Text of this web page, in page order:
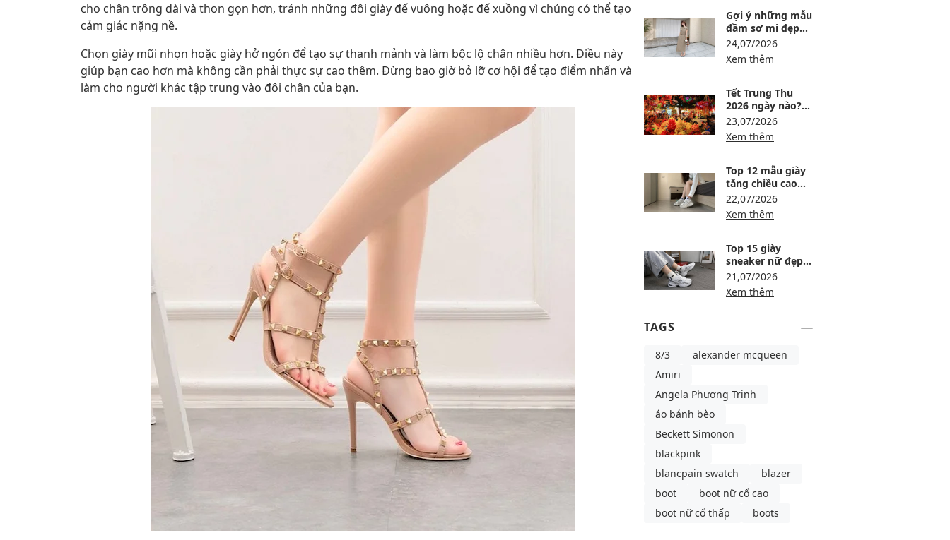
cho chân trông dài và thon gọn hơn, tránh những đôi giày đế vuông hoặc đế xuồng vì chúng có thể tạo
cảm giác nặng nề.
Chọn giày mũi nhọn hoặc giày hở ngón để tạo sự thanh mảnh và làm bộc lộ chân nhiều hơn. Điều này
giúp bạn cao hơn mà không cần phải thực sự cao thêm. Đừng bao giờ bỏ lỡ cơ hội để tạo điểm nhấn và
làm cho người khác tập trung vào đôi chân của bạn.
Gợi ý những mẫu
đầm sơ mi đẹp
nhất, kiểu dáng
thịnh hành và
đáng mua
24,07/2026
Xem thêm
Tết Trung Thu
2026 ngày nào?
Ngày mấy dương
lịch và nên chuẩn
bị gì?
23,07/2026
Xem thêm
Top 12 mẫu giày
tăng chiều cao
nữ dễ phối, êm
chân đáng tham
khảo
22,07/2026
Xem thêm
Top 15 giày
sneaker nữ đẹp,
dễ phối và đáng
mua tại Maison
Online
21,07/2026
Xem thêm
TAGS
8/3
alexander mcqueen
Amiri
Angela Phương Trinh
áo bánh bèo
Beckett Simonon
blackpink
blancpain swatch
blazer
boot
boot nữ cổ cao
boot nữ cổ thấp
boots